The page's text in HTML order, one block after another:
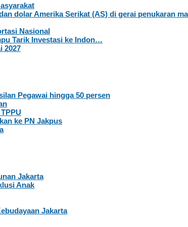
Nasional
Tarik Investasi ke Indon…
2027
Pegawai hingga 50 persen
ke PN Jakpus
Jakarta
Anak
Jakarta